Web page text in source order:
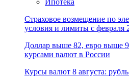
Ипотека
Страховое возмещение по
условия и лимиты с февраля
Доллар выше 82, евро выше
курсами валют в России
Курсы валют 8 августа: